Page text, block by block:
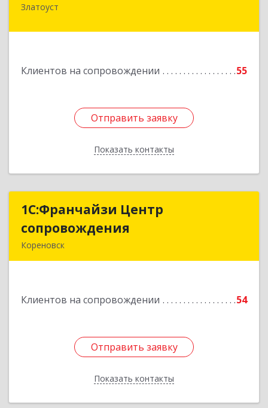
Златоуст
Клиентов на сопровождении 55
Отправить заявку
Показать контакты
Отправить заявку
Назад
1С:Франчайзи Центр
сопровождения
Кореновск
Клиентов на сопровождении 54
Отправить заявку
Показать контакты
1С:Франчайзи Центр
Отправить заявку
Назад